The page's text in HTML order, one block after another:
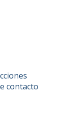
contacto